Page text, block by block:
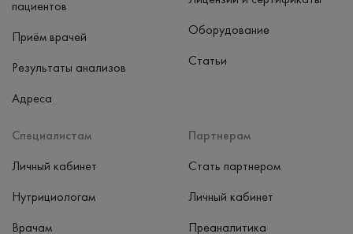
пациентов
Приём врачей
Результаты анализов
Адреса
Специалистам
Личный кабинет
Нутрициологам
Врачам
Партнерам
Стать партнером
Личный кабинет
Преаналитика
Оборудование
Статьи